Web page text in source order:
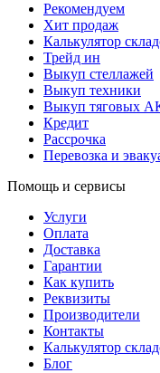
Рекомендуем
Хит продаж
Калькулятор
Трейд ин
Выкуп стеллажей
Выкуп техники
Выкуп тяговых
Кредит
Рассрочка
Перевозка и
Помощь и сервисы
Услуги
Оплата
Доставка
Гарантии
Как купить
Реквизиты
Производители
Контакты
Калькулятор
Блог